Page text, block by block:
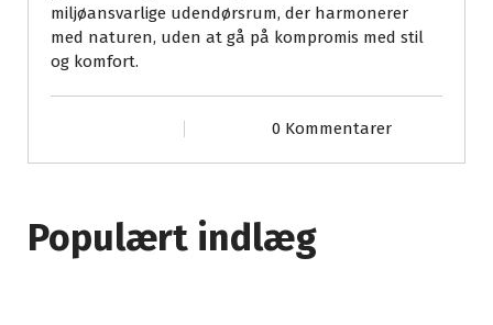
miljøansvarlige udendørsrum, der harmonerer
med naturen, uden at gå på kompromis med stil
og komfort.
0 Kommentarer
Populært indlæg